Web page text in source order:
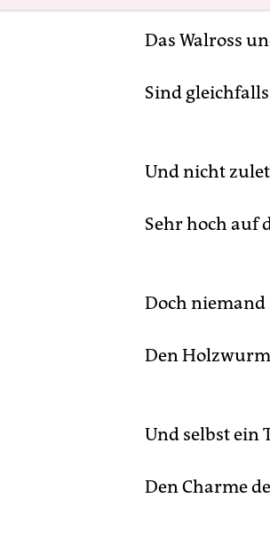
Das Walross
Sind
Und nicht
Sehr hoch auf
Doch
Den
Und selbst ein
Den Charme